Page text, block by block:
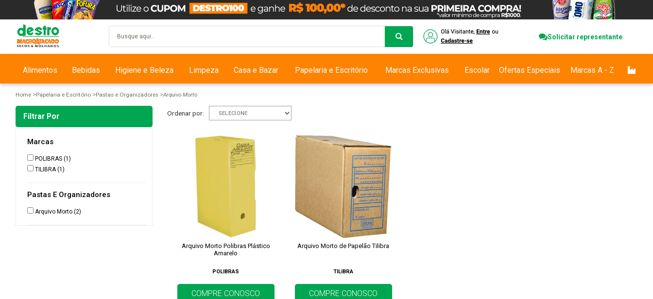
Solicitar representante
Alimentos Bebidas Higiene e Beleza Limpeza Casa e Bazar Papelaria e Escritório Marcas Exclusivas Escolar Ofertas Especiais Marcas A - Z
Home Papelaria e Escritório Pastas e Organizadores Arquivo Morto
Filtrar Por
Marcas
POLIBRAS (1)
TILIBRA(1)
Pastas E Organizadores
Arquivo Morto (2)
Ordenar por:
Arquivo Morto Polibras Plástico
Amarelo
POLIBRAS
COMPRE CONOSCO
Arquivo Morto de Papelão Tilibra
TILIBRA
COMPRE CONOSCO